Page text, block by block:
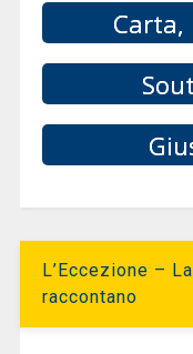
Carta,
L’Eccezione –
raccontano